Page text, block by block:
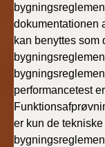
dokumentationen
kan benyttes som
performancetest
er kun de